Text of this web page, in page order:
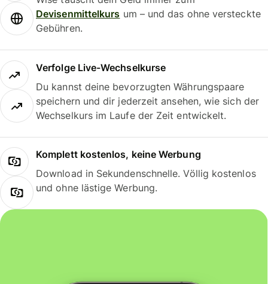
Devisenmittelkurs um – und das ohne versteckte
Gebühren.
Verfolge Live-Wechselkurse
Du kannst deine bevorzugten Währungspaare
speichern und dir jederzeit ansehen, wie sich der
Wechselkurs im Laufe der Zeit entwickelt.
Komplett kostenlos, keine Werbung
Download in Sekundenschnelle. Völlig kostenlos
und ohne lästige Werbung.